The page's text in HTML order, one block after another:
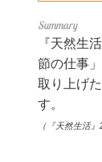
『天然生
節の仕事
取り上げ
す。
（『天然生活